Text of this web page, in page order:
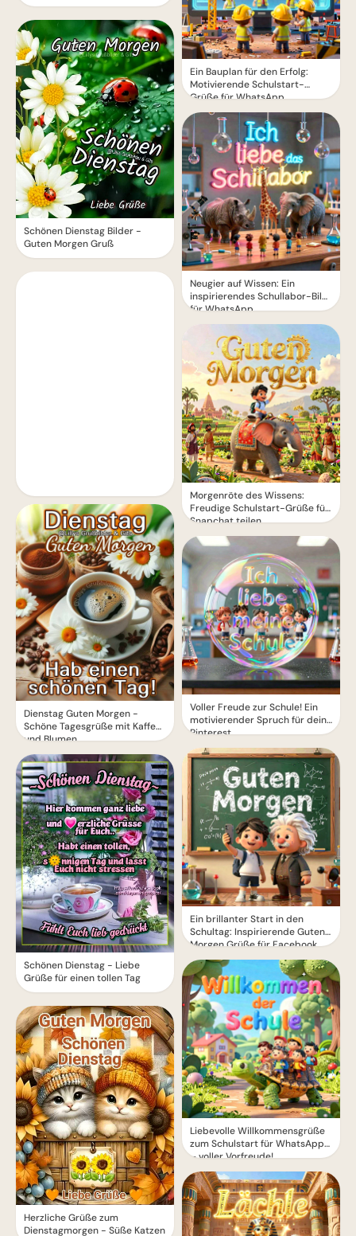
Schönen Dienstag Bilder -
Guten Morgen Gruß
Dienstag Guten Morgen -
Schöne Tagesgrüße mit Kaffee
und Blumen
Schönen Dienstag - Liebe
Grüße für einen tollen Tag
Herzliche Grüße zum
Dienstagmorgen - Süße Katzen
Ein Bauplan für den Erfolg:
Motivierende Schulstart-
Grüße für WhatsApp
Neugier auf Wissen: Ein
inspirierendes Schullabor-Bild
für WhatsApp
Morgenröte des Wissens:
Freudige Schulstart-Grüße für
Snapchat teilen
Voller Freude zur Schule! Ein
motivierender Spruch für dein
Pinterest
Ein brillanter Start in den
Schultag: Inspirierende Guten
Morgen Grüße für Facebook
Liebevolle Willkommensgrüße
zum Schulstart für WhatsApp
– voller Vorfreude!